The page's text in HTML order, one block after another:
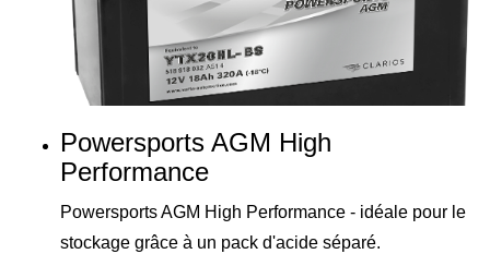
Powersports AGM High
Performance
Powersports AGM High Performance - idéale pour le
stockage grâce à un pack d'acide séparé.